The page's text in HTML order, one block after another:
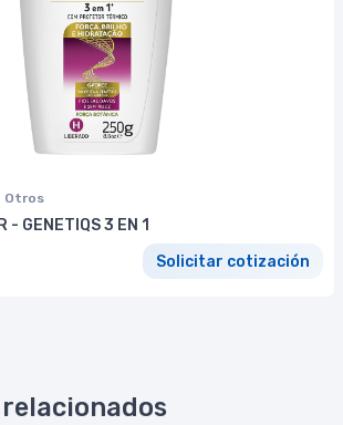
Otros
- GENETIQS 3 EN 1
Solicitar cotización